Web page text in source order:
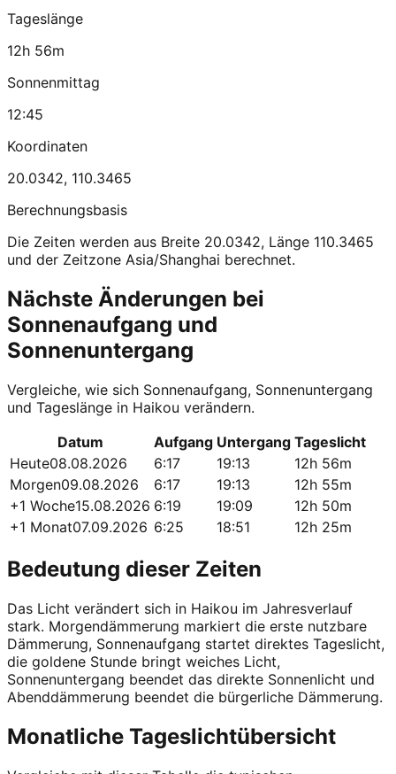
Tageslänge
12h 56m
Sonnenmittag
12:45
Koordinaten
20.0342, 110.3465
Berechnungsbasis
Die Zeiten werden aus Breite 20.0342, Länge 110.3465
und der Zeitzone Asia/Shanghai berechnet.
Nächste Änderungen bei
Sonnenaufgang und
Sonnenuntergang
Vergleiche, wie sich Sonnenaufgang, Sonnenuntergang
und Tageslänge in Haikou verändern.
Datum
Aufgang Untergang Tageslicht
Heute08.08.2026 6:17 19:13
12h 56m
Morgen09.08.2026 6:17 19:13
12h 55m
+1 Woche15.08.2026 6:19 19:09
12h 50m
+1 Monat07.09.2026 6:25 18:51 12h 25m
Bedeutung dieser Zeiten
Das Licht verändert sich in Haikou im Jahresverlauf
stark. Morgendämmerung markiert die erste nutzbare
Dämmerung, Sonnenaufgang startet direktes Tageslicht,
die goldene Stunde bringt weiches Licht,
Sonnenuntergang beendet das direkte Sonnenlicht und
Abenddämmerung beendet die bürgerliche Dämmerung.
Monatliche Tageslichtübersicht